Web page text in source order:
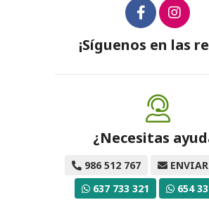
¡Síguenos en las
¿Necesitas
986 512 767
637 733 321
654